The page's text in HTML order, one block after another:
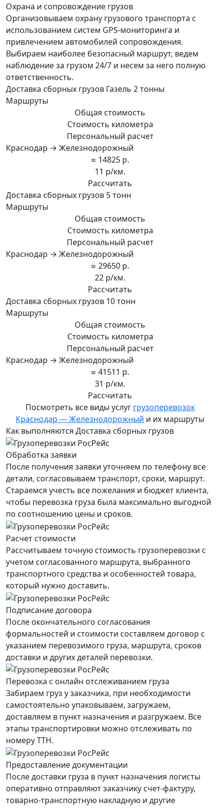
Охрана и сопровождение грузов
Организовываем охрану грузового транспорта с
использованием систем GPS-мониторинга и
привлечением автомобилей сопровождения.
Выбираем наиболее безопасный маршрут, ведем
наблюдение за грузом 24/7 и несем за него полную
ответственность.
Доставка сборных грузов Газель 2 тонны
Маршруты
Общая стоимость
Стоимость километра
Персональный расчет
Краснодар → Железнодорожный
≈ 14825 р.
11 р/км.
Рассчитать
Доставка сборных грузов 5 тонн
Маршруты
Общая стоимость
Стоимость километра
Персональный расчет
Краснодар → Железнодорожный
≈ 29650 р.
22 р/км.
Рассчитать
Доставка сборных грузов 10 тонн
Маршруты
Общая стоимость
Стоимость километра
Персональный расчет
Краснодар → Железнодорожный
≈ 41511 р.
31 р/км.
Рассчитать
Посмотреть все виды услуг грузоперевозок
Краснодар — Железнодорожный и их маршруты
Как выполняются Доставка сборных грузов
Обработка заявки
После получения заявки уточняем по телефону все
детали, согласовываем транспорт, сроки, маршрут.
Стараемся учесть все пожелания и бюджет клиента,
чтобы перевозка груза была максимально выгодной
по соотношению цены и сроков.
Расчет стоимости
Рассчитываем точную стоимость грузоперевозки с
учетом согласованного маршрута, выбранного
транспортного средства и особенностей товара,
который нужно доставить.
Подписание договора
После окончательного согласования
формальностей и стоимости составляем договор с
указанием перевозимого груза, маршрута, сроков
доставки и других деталей перевозки.
Перевозка с онлайн отслеживанием груза
Забираем груз у заказчика, при необходимости
самостоятельно упаковываем, загружаем,
доставляем в пункт назначения и разгружаем. Все
этапы транспортировки можно отслеживать по
номеру ТТН.
Предоставление документации
После доставки груза в пункт назначения логисты
оперативно отправляют заказчику счет-фактуру,
товарно-транспортную накладную и другие